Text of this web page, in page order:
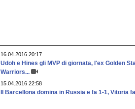
16.04.2016 20:17
Udoh e Hines gli MVP di giornata, l'ex Golden
Warriors...
15.04.2016 22:58
Il Barcellona domina in Russia e fa 1-1, Vitoria